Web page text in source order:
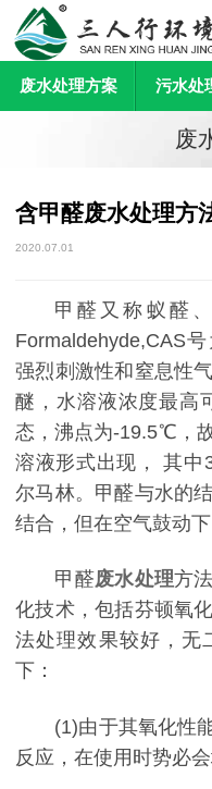
废水处理方案 污水处
废
含甲醛废水处理方
2020.07.01
甲醛又称蚁醛
Formaldehyde,CAS
强烈刺激性和窒息性
醚，水溶液浓度最高
态，沸点为-19.5℃，
溶液形式出现， 其中
尔马林。甲醛与水的
结合，但在空气鼓动
甲醛废水处理方
化技术，包括芬顿氧
法处理效果较好，无
下：
(1)由于其氧化性
反应，在使用时势必